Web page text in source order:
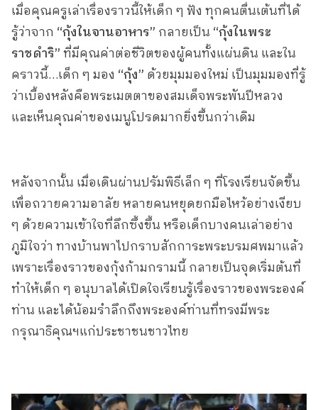
เมื่อคุณครูเล่าเรื่องราวนี้ให้เด็ก ๆ ฟัง ทุกคนตื่นเต้นที่ได้
รู้ว่าจาก “กุ้งในจานอาหาร” กลายเป็น “กุ้งในพระ
ราชดำริ”ที่มีคุณค่าต่อชีวิตของผู้คนทั้งแผ่นดิน และใน
คราวนี้…เด็ก ๆ มอง “กุ้ง” ด้วยมุมมองใหม่ เป็นมุมมองที่รู้
ว่าเบื้องหลังคือพระเมตตาของสมเด็จพระพันปีหลวง
และเห็นคุณค่าของเมนูโปรดมากยิ่งขึ้นกว่าเดิม
หลังจากนั้น เมื่อเดินผ่านปรัมพิธีเล็ก ๆ ที่โรงเรียนจัดขึ้น
เพื่อถวายความอาลัย หลายคนหยุดยกมือไหว้อย่างเงียบ
ๆ ด้วยความเข้าใจที่ลึกซึ้งขึ้น หรือเด็กบางคนเล่าอย่าง
ภูมิใจว่า ทางบ้านพาไปกราบสักการะพระบรมศพมาแล้ว
เพราะเรื่องราวของกุ้งก้ามกรามนี้ กลายเป็นจุดเริ่มต้นที่
ทำให้เด็ก ๆ อนุบาลได้เปิดใจเรียนรู้เรื่องราวของพระองค์
ท่าน และได้น้อมรำลึกถึงพระองค์ท่านที่ทรงมีพระ
กรุณาธิคุณฯแก่ประชาชนชาวไทย